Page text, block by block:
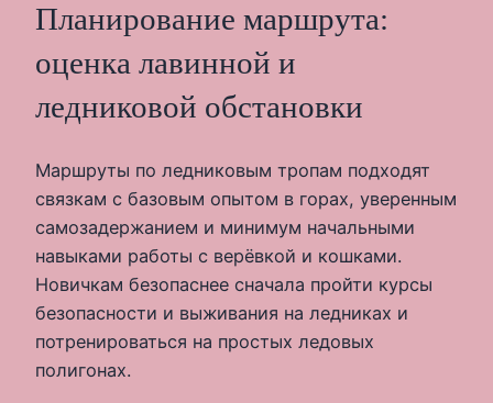
Планирование маршрута:
оценка лавинной и
ледниковой обстановки
Маршруты по ледниковым тропам подходят
связкам с базовым опытом в горах, уверенным
самозадержанием и минимум начальными
навыками работы с верёвкой и кошками.
Новичкам безопаснее сначала пройти курсы
безопасности и выживания на ледниках и
потренироваться на простых ледовых
полигонах.